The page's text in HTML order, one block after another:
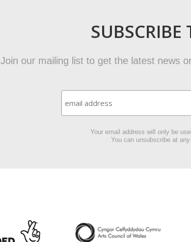
SUBSCRIBE
Join our mailing list to get the latest news
Your email address will only be
You can unsubscribe at